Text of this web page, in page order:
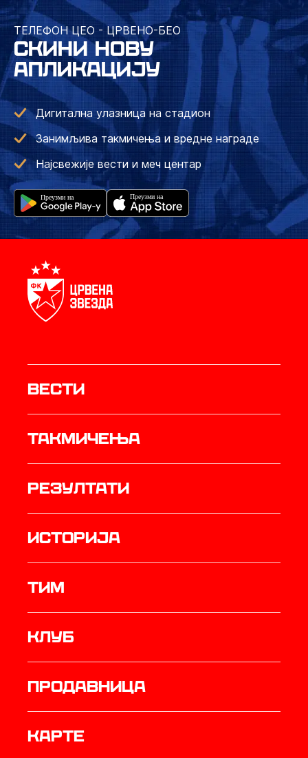
ТЕЛЕФОН ЦЕО - ЦРВЕНО-БЕО
СКИНИ НОВУ
АПЛИКАЦИЈУ
Дигитална улазница на стадион
Занимљива такмичења и вредне награде
Најсвежије вести и меч центар
Вести
Такмичења
резултати
историја
ТИМ
Клуб
продавница
Карте